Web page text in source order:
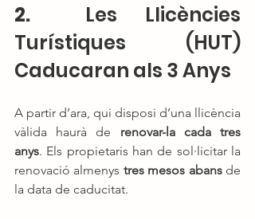
2.
Les Llicències
Turístiques (HUT)
Caducaran als 3 Anys
A partir d’ara, qui disposi d’una llicència
vàlida haurà de renovar-la cada tres
anys. Els propietaris han de sol·licitar la
renovació almenys tres mesos abans de
la data de caducitat.